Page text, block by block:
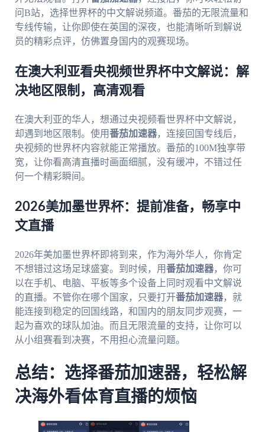
问B站，选择世界杯的中文解说频道。番茄的无限流量和
专线传输，让你即使在英国的深夜，也能清晰听到解说
员的精彩点评，仿佛置身国内的观赛现场。
在澳大利亚看央视频世界杯中文解说：解
决地区限制，高清观看
在澳大利亚的华人，想通过央视频看世界杯中文解说，
却遇到地区限制。使用番茄加速器，连接回国专线后，
央视频的世界杯内容就能正常播放。番茄的100M独享带
宽，让你看高清直播时画面细腻，没有缓冲，不错过任
何一个精彩瞬间。
2026美加墨世界杯：提前准备，畅享中
文直播
2026年美加墨世界杯即将到来，作为海外华人，你肯定
不想错过这场足球盛宴。到时候，用番茄加速器，你可
以在手机、电脑、平板等多个设备上同时观看中文解说
的直播。不管你在哪个国家，只要打开番茄加速器，就
能连接到稳定的回国线路，和国内的朋友同步观赛，一
起为喜欢的球队加油。而且无限流量的支持，让你可以
从小组赛看到决赛，不用担心流量问题。
总结：选择番茄加速器，轻松解
决海外看体育直播的烦恼